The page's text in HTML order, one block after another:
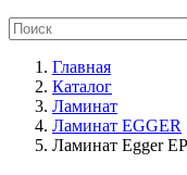
Главная
Каталог
Ламинат
Ламинат EGGER
Ламинат Egger